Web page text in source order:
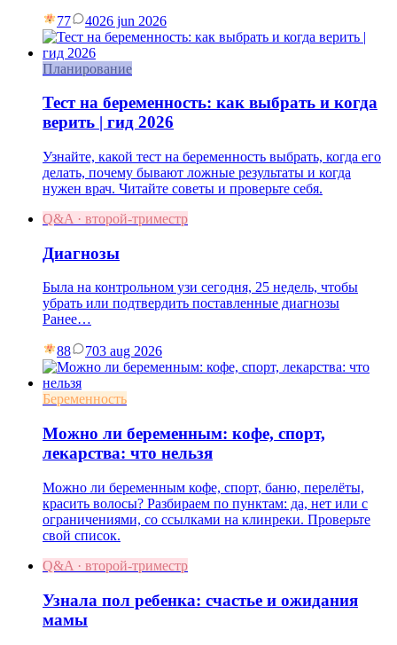
77 4026 jun 2026
Планирование
Тест на беременность: как выбрать и когда
верить | гид 2026
Узнайте, какой тест на беременность выбрать, когда его
делать, почему бывают ложные результаты и когда
нужен врач. Читайте советы и проверьте себя.
Q&A · второй-триместр
Диагнозы
Была на контрольном узи сегодня, 25 недель, чтобы
убрать или подтвердить поставленные диагнозы
Ранее…
88 703 aug 2026
Беременность
Можно ли беременным: кофе, спорт,
лекарства: что нельзя
Можно ли беременным кофе, спорт, баню, перелёты,
красить волосы? Разбираем по пунктам: да, нет или с
ограничениями, со ссылками на клинреки. Проверьте
свой список.
Q&A · второй-триместр
Узнала пол ребенка: счастье и ожидания
мамы